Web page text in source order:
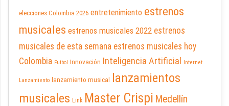
elecciones Colombia 2026 entretenimiento estrenos
musicales estrenos musicales 2022 estrenos
musicales de esta semana estrenos musicales hoy
Colombia Futbol Innovación Inteligencia Artificial Internet
Lanzamiento lanzamiento musical
lanzamientos
musicales Link Master Crispi Medellín